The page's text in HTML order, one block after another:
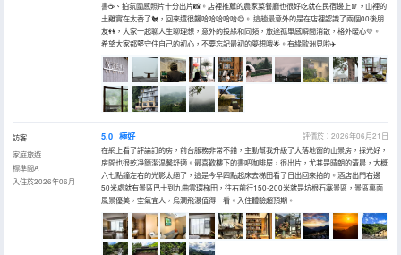
書☕、拍氛圍感照片十分出片📸。店裡推薦的農家菜餐廳也很好吃就在民宿邊上🥢，山裡的
土雞實在太香了🐔，回來還很饞哈哈哈哈哈😋。 這趟最意外的是在店裡認識了兩個00後朋
友👭，大家一起聊人生聊理想，意外的投緣和同頻，旅途孤單感瞬間消散，格外暖心💛。
希望大家都堅守住自己的初心，不要忘記最初的夢想哦🌟。有緣歐洲見啦✈️
訪客
家庭旅遊
標準間A
入住於2026年06月
5.0 極好
評價於：2026年06月21日
在網上看了評論訂的房，前台服務非常不錯，主動幫我升級了大落地窗的山景房，採光好，
房間也很乾凈簡潔温馨舒適。最喜歡樓下的書吧咖啡屋，很出片，尤其是晴朗的清晨，大概
六七點鐘左右的光影太絕了，這是今早四點起床去梯田看了日出回來拍的。酒店出門右邊
50米處就有景區巴士到九曲雲環梯田，往右前行150-200米就是坑根石寨景區，景區裏面
風景優美，空氣宜人，烏澗飛瀑值得一看。入住體驗超預期。